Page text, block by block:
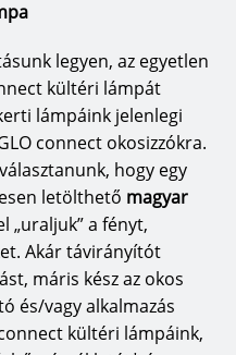
gyorsan reagál és
és design trendjeinek a
termékcsaládokat a vevői
– 90%-os saját fejlesztéssel –
többek között a magas
panelekre), megbízhatóság és
termékválaszték
stílusú lámpák éppúgy
klasszikus stílus és a
törekvő stílust képviselő
legyen, az egyetlen
kültéri lámpát
lámpáink jelenlegi
connect okosizzókra.
hogy egy
letölthető magyar
„uraljuk” a fényt,
Akár távirányítót
máris kész az okos
és/vagy alkalmazás
kültéri lámpáink,